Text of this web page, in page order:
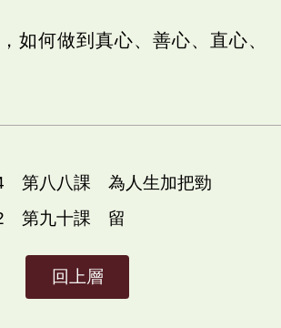
如何做到真心、善心、直心、
第八八課 為人生加把勁
第九十課 留
回上層